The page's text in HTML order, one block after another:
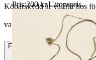
Köparskydd är valfritt hos
van_the_man vann
Frakt 98 kr DSV
Pris:200 kr,Utropspris.